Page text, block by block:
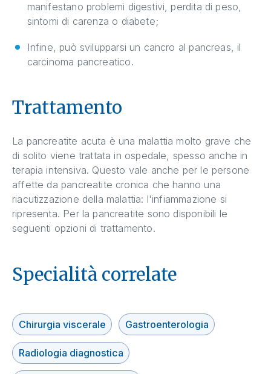
manifestano problemi digestivi, perdita di peso,
sintomi di carenza o diabete;
Infine, può svilupparsi un cancro al pancreas, il
carcinoma pancreatico.
Trattamento
La pancreatite acuta è una malattia molto grave che
di solito viene trattata in ospedale, spesso anche in
terapia intensiva. Questo vale anche per le persone
affette da pancreatite cronica che hanno una
riacutizzazione della malattia: l'infiammazione si
ripresenta. Per la pancreatite sono disponibili le
seguenti opzioni di trattamento.
Specialità correlate
Chirurgia viscerale Gastroenterologia
Radiologia diagnostica